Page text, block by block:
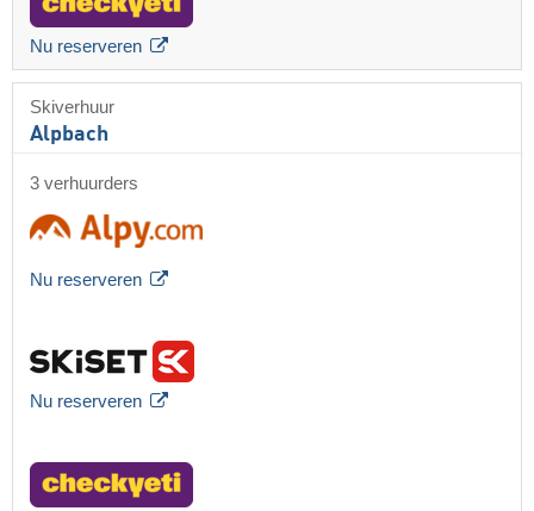
Nu reserveren
Skiverhuur
Alpbach
3 verhuurders
Nu reserveren
Nu reserveren